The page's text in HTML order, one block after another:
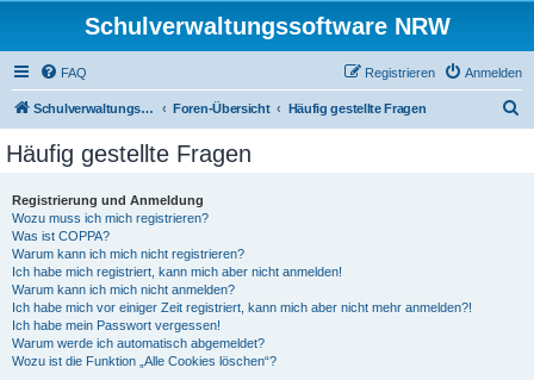
Schulverwaltungssoftware NRW
FAQ Anmelden
Registrieren
Schulverwaltungssoftware NRW Foren-Übersicht Häufig gestellte Fragen
Häufig gestellte Fragen
Registrierung und Anmeldung
Wozu muss ich mich registrieren?
Was ist COPPA?
Warum kann ich mich nicht registrieren?
Ich habe mich registriert, kann mich aber nicht anmelden!
Warum kann ich mich nicht anmelden?
Ich habe mich vor einiger Zeit registriert, kann mich aber nicht mehr anmelden?!
Ich habe mein Passwort vergessen!
Warum werde ich automatisch abgemeldet?
Wozu ist die Funktion „Alle Cookies löschen“?